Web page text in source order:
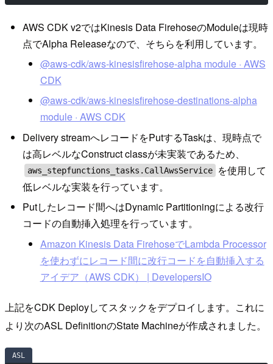
AWS CDK v2ではKinesis Data FirehoseのModuleは現時
点でAlpha Releaseなので、そちらを利用しています。
@aws-cdk/aws-kinesisfirehose-alpha module · AWS
CDK
@aws-cdk/aws-kinesisfirehose-destinations-alpha
module · AWS CDK
Delivery streamへレコードをPutするTaskは、現時点で
は高レベルなConstruct classが未実装であるため、
aws_stepfunctions_tasks.CallAwsService
を使用して
低レベルな実装を行っています。
Putしたレコード間へはDynamic Partitioningによる改行
コードの自動挿入処理を行っています。
Amazon Kinesis Data FirehoseでLambda Processor
を使わずにレコード間に改行コードを自動挿入する
アイデア（AWS CDK） | DevelopersIO
上記をCDK Deployしてスタックをデプロイします。これに
より次のASL DefinitionのState Machineが作成されました。
ASL